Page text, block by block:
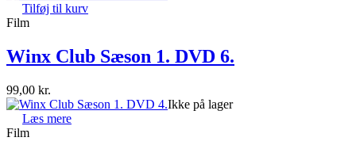
Tilføj til kurv
Film
Winx Club Sæson 1. DVD 6.
99,00 kr.
Ikke på lager
Læs mere
Film